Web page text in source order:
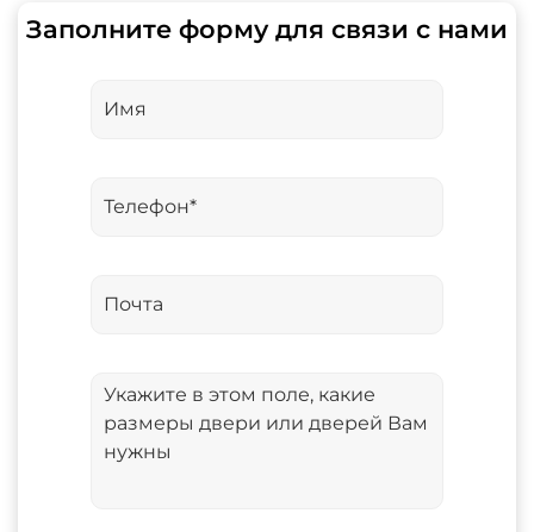
Заполните форму для связи с нами